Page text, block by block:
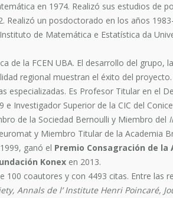
en 1974. Realizó sus estudios de
un posdoctorado en los años
de Matemática e Estatística da
la FCEN UBA. El desarrollo del grupo,
regional muestran el éxito del
especializadas. Es Profesor Titular en el
Investigador Superior de la CIC del
de la Sociedad Bernoulli y Miembro del
y Miembro Titular de la Academia
ganó el Premio Consagración de la
Konex en 2013.
coautores y con 4493 citas. Entre las
Annals de l’ Institute Henri Poincaré,